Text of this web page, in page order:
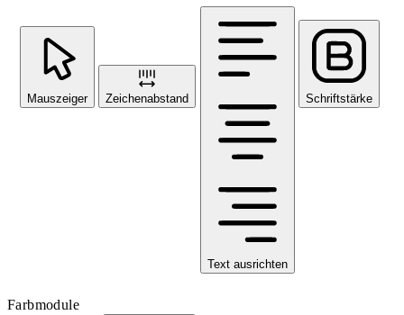
Mauszeiger Zeichenabstand
Text ausrichten
Schriftstärke
Farbmodule